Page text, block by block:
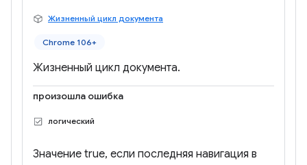
Жизненный цикл документа
Chrome 106+
Жизненный цикл документа.
произошла ошибка
логический
Значение true, если последняя навигация в